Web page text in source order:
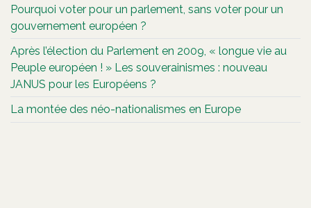
Pourquoi voter pour un parlement, sans voter pour un
gouvernement européen ?
Après l’élection du Parlement en 2009, « longue vie au
Peuple européen ! » Les souverainismes : nouveau
JANUS pour les Européens ?
La montée des néo-nationalismes en Europe